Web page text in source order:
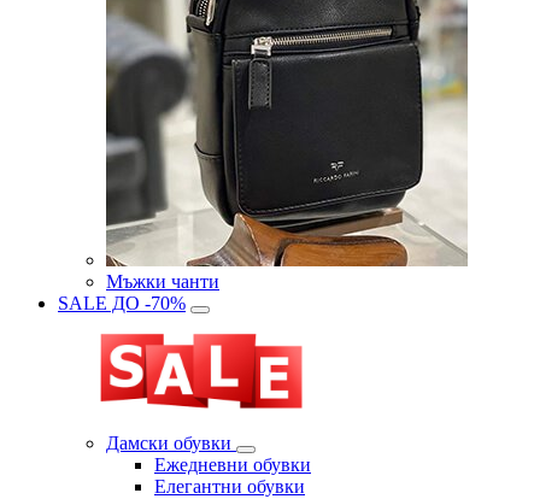
Мъжки чанти
SALE ДО -70%
Дамски обувки
Eжедневни обувки
Eлегантни обувки